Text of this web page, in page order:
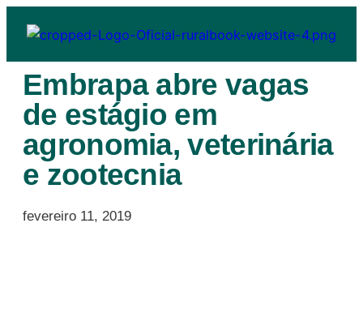
Embrapa abre vagas
de estágio em
agronomia, veterinária
e zootecnia
fevereiro 11, 2019